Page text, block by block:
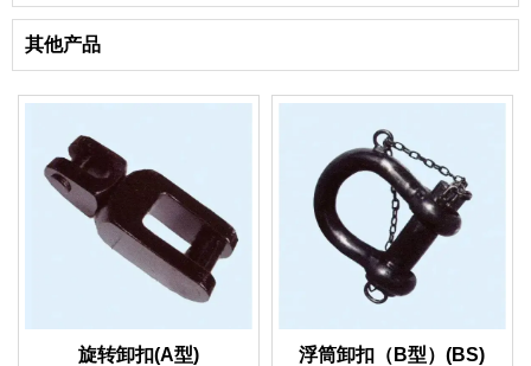
其他产品
旋转卸扣(A型)
浮筒卸扣（B型）(BS)